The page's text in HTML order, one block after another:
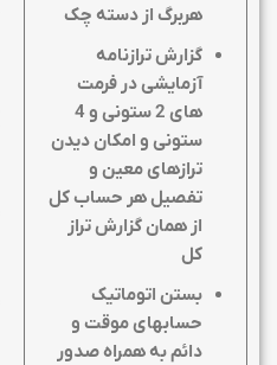
هربرگ از دسته چک
گزارش ترازنامه
آزمایشی در فرمت
های 2 ستونی و 4
ستونی و امکان دیدن
ترازهای معین و
تفصیل هر حساب کل
از همان گزارش تراز
کل
بستن اتوماتیک
حسابهای موقت و
دائم به همراه صدور